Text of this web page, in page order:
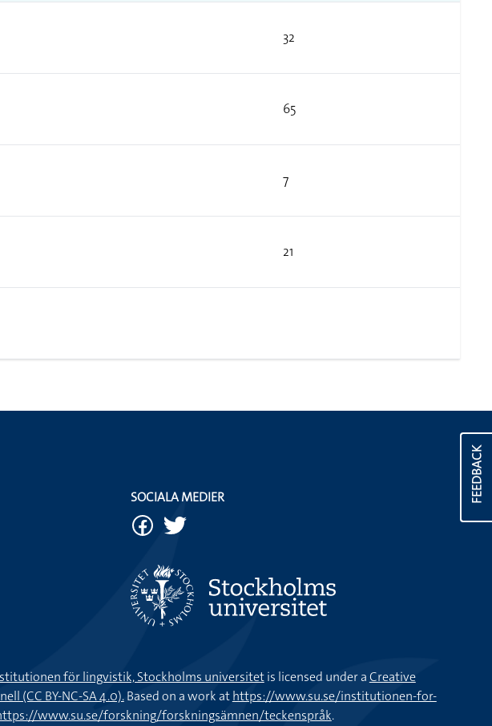
32
65
7
21
FEEDBACK
SOCIALA MEDIER
för lingvistik, Stockholms universitetis licensed under aCreative
(CC BY-NC-SA 4.0).Based on a work athttps://www.su.se/institutionen-for-
www.su.se/forskning/forskningsämnen/teckenspråk.